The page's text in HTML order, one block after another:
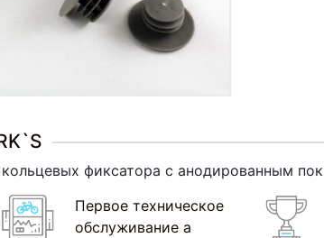
фиксатора с анодированным
Первое техническое
обслуживание а